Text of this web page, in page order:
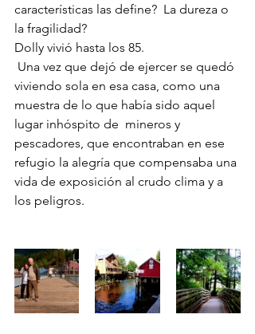
características las define?  La dureza o
la fragilidad?
Dolly vivió hasta los 85.
viviendo sola en esa casa, como una
muestra de lo que había sido aquel
lugar inhóspito de  mineros y
pescadores, que encontraban en ese
refugio la alegría que compensaba una
vida de exposición al crudo clima y a
los peligros.